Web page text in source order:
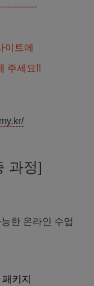
이트에
주세요!!
과정]
한 온라인 수업
키지